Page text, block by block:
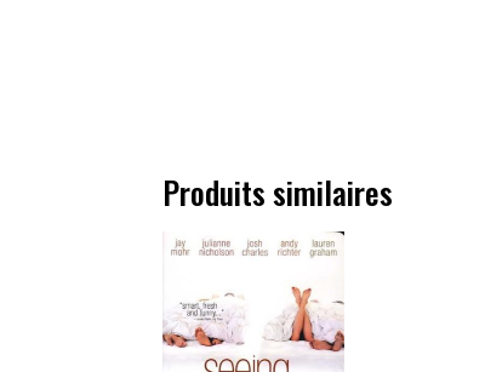
Produits similaires